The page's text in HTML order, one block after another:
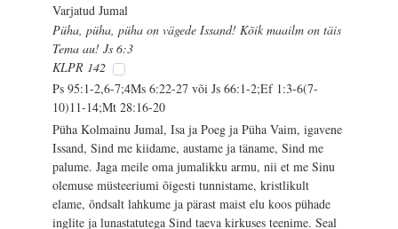
Varjatud Jumal
Püha, püha, püha on vägede Issand! Kõik maailm on täis
Tema au! Js 6:3
KLPR 142
Ps 95:1-2,6-7;4Ms 6:22-27 või Js 66:1-2;Ef 1:3-6(7-
10)11-14;Mt 28:16-20
Püha Kolmainu Jumal, Isa ja Poeg ja Püha Vaim, igavene
Issand, Sind me kiidame, austame ja täname, Sind me
palume. Jaga meile oma jumalikku armu, nii et me Sinu
olemuse müsteeriumi õigesti tunnistame, kristlikult
elame, õndsalt lahkume ja pärast maist elu koos pühade
inglite ja lunastatutega Sind taeva kirkuses teenime. Seal